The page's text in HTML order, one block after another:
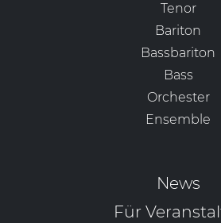
Tenor
Bariton
Bassbariton
Bass
Orchester
Ensemble
News
Für